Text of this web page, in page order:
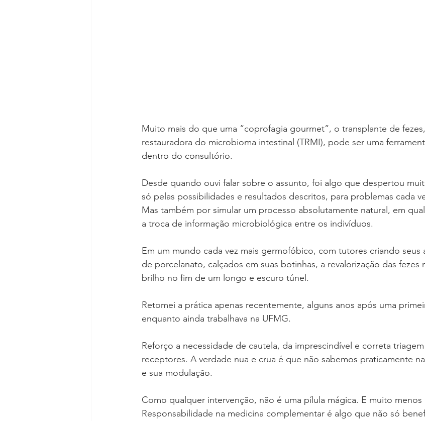
Muito mais do que uma “coprofagia gourmet”, o transplante de
restauradora do microbioma intestinal (TRMI), pode ser uma
dentro do consultório.
Desde quando ouvi falar sobre o assunto, foi algo que despertou
só pelas possibilidades e resultados descritos, para problemas cada
Mas também por simular um processo absolutamente natural, em
a troca de informação microbiológica entre os indivíduos.
Em um mundo cada vez mais germofóbico, com tutores criando seus
de porcelanato, calçados em suas botinhas, a revalorização das fezes
brilho no fim de um longo e escuro túnel.
Retomei a prática apenas recentemente, alguns anos após uma
enquanto ainda trabalhava na UFMG.
Reforço a necessidade de cautela, da imprescindível e correta
receptores. A verdade nua e crua é que não sabemos praticamente
e sua modulação.
Como qualquer intervenção, não é uma pílula mágica. E muito menos
Responsabilidade na medicina complementar é algo que não só